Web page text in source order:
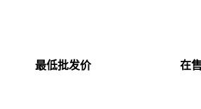
最低批发价 在